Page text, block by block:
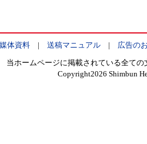
媒体資料| 送稿マニュアル| 広告の
当ホームページに掲載されている全て
Copyright2026 Shimbun